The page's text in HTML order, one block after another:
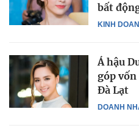
KINH
bất
DOANH
Á hậu
góp
Đà Lạt